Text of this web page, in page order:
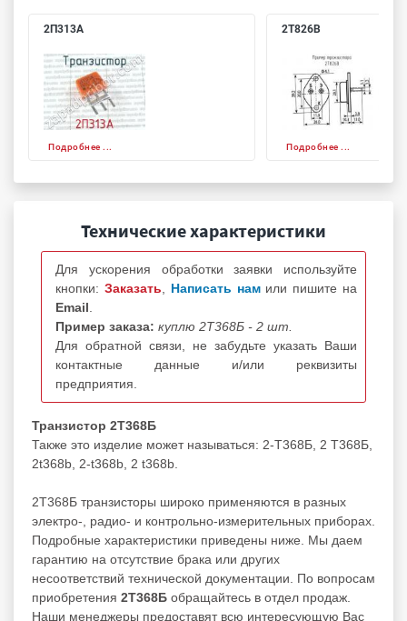
2П313А
Подробнее ...
2Т826В
Подробнее ...
Технические характеристики
Для ускорения обработки заявки используйте
кнопки: Заказать Написать нам или пишите на
Email
Пример заказа: куплю 2Т368Б - 2 шт.
Для обратной связи, не забудьте указать Ваши
контактные данные и/или реквизиты
предприятия.
Транзистор 2Т368Б
Также это изделие может называться: 2-Т368Б, 2 Т368Б,
2t368b, 2-t368b, 2 t368b.
2Т368Б транзисторы широко применяются в разных
электро-, радио- и контрольно-измерительных приборах.
Подробные характеристики приведены ниже. Мы даем
гарантию на отсутствие брака или других
несоответствий технической документации. По вопросам
приобретения 2Т368Б обращайтесь в отдел продаж.
Наши менеджеры предоставят всю интересующую Вас